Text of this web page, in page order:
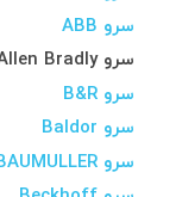
سرو ABB
سرو Allen Bradly
سرو B&R
سرو Baldor
سرو BAUMULLER